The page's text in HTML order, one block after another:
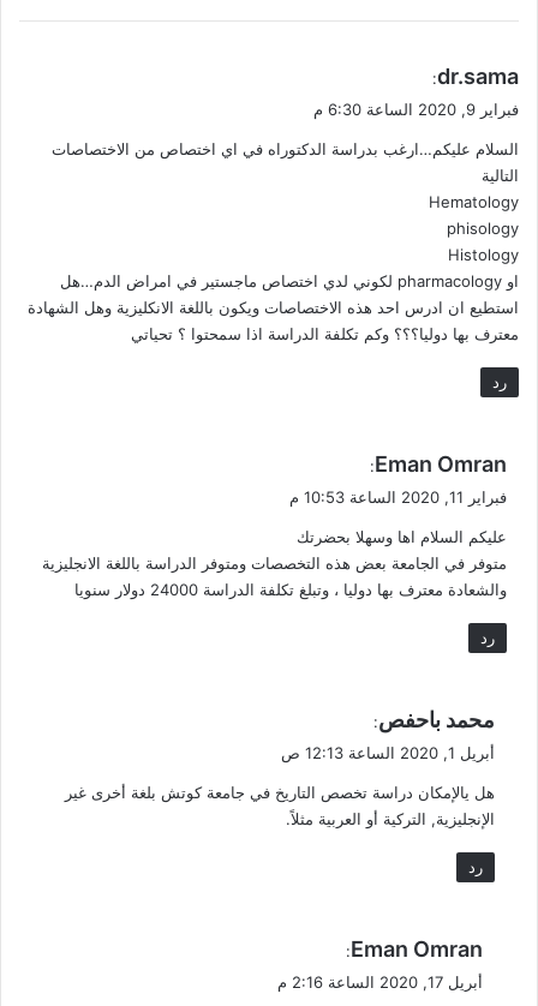
ي
ل
dr.sama
:
فبراير 9, 2020 الساعة 6:30 م
السلام عليكم…ارغب بدراسة الدكتوراه في اي اختصاص من الاختصاصات
التالية
Hematology
phisology
Histology
او pharmacology لكوني لدي اختصاص ماجستير في امراض الدم…هل
استطيع ان ادرس احد هذه الاختصاصات ويكون باللغة الانكليزية وهل الشهادة
معترف بها دوليا؟؟؟ وكم تكلفة الدراسة اذا سمحتوا ؟ تحياتي
رد
ي
ل
Eman Omran
:
فبراير 11, 2020 الساعة 10:53 م
عليكم السلام اها وسهلا بحضرتك
متوفر في الجامعة بعض هذه التخصصات ومتوفر الدراسة باللغة الانجليزية
والشعادة معترف بها دوليا ، وتبلغ تكلفة الدراسة 24000 دولار سنويا
رد
ق
ل
محمد باحفص:
أبريل 1, 2020 الساعة 12:13 ص
هل يالإمكان دراسة تخصص التاريخ في جامعة كوتش بلغة أخرى غير
الإنجليزية, التركية أو العربية مثلاً.
رد
ي
ق
Eman Omran
:
أبريل 17, 2020 الساعة 2:16 م